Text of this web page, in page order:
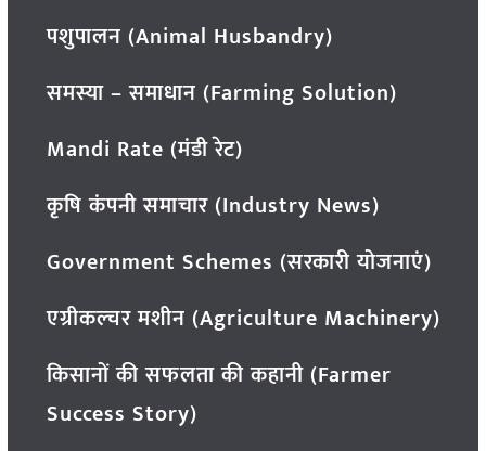
पशुपालन (Animal Husbandry)
समस्या – समाधान (Farming Solution)
Mandi Rate (मंडी रेट)
कृषि कंपनी समाचार (Industry News)
Government Schemes (सरकारी योजनाएं)
एग्रीकल्चर मशीन (Agriculture Machinery)
किसानों की सफलता की कहानी (Farmer
Success Story)